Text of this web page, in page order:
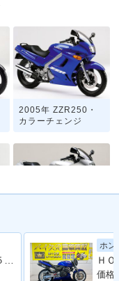
2005年 ZZR250・
カラーチェンジ
ホン
価格: